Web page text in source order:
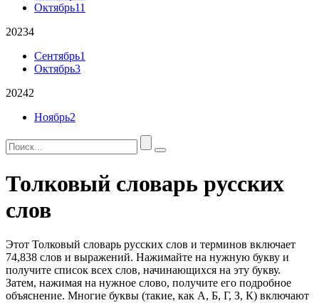
Октябрь11
20234
Сентябрь1
Октябрь3
20242
Ноябрь2
Толковый словарь русских
слов
Этот Толковый словарь русских слов и терминов включает
74,838 слов и выражений. Нажимайте на нужную букву и
получите список всех слов, начинающихся на эту букву.
Затем, нажимая на нужное слово, получите его подробное
объяснение. Многие буквы (такие, как А, Б, Г, З, К) включают